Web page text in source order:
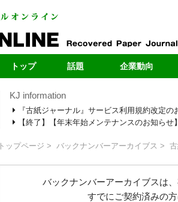
トップ 話題
最新のお知らせ
新型コロナ
段原紙の転抄・輸出
企業動向
自治体
ヤードレポー
新規ヤード
KJ information
『古紙ジャーナル』サービス利用規約改定の
【終了】【年末年始メンテナンスのお知らせ
トップページ バックナンバーアーカイブス
バックナンバーアーカイブスは
すでにご契約済みの